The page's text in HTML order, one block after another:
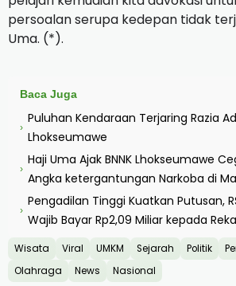
persoalan serupa kedepan tidak
Uma. (*).
Baca Juga
›
Puluhan Kendaraan Terjaring Razia
Lhokseumawe
›
Haji Uma Ajak BNNK Lhokseumawe
Angka ketergantungan Narkoba di
›
Pengadilan Tinggi Kuatkan Putusan,
Wajib Bayar Rp2,09 Miliar kepada
Wisata Viral UMKM Sejarah Politik
Olahraga
News Nasional